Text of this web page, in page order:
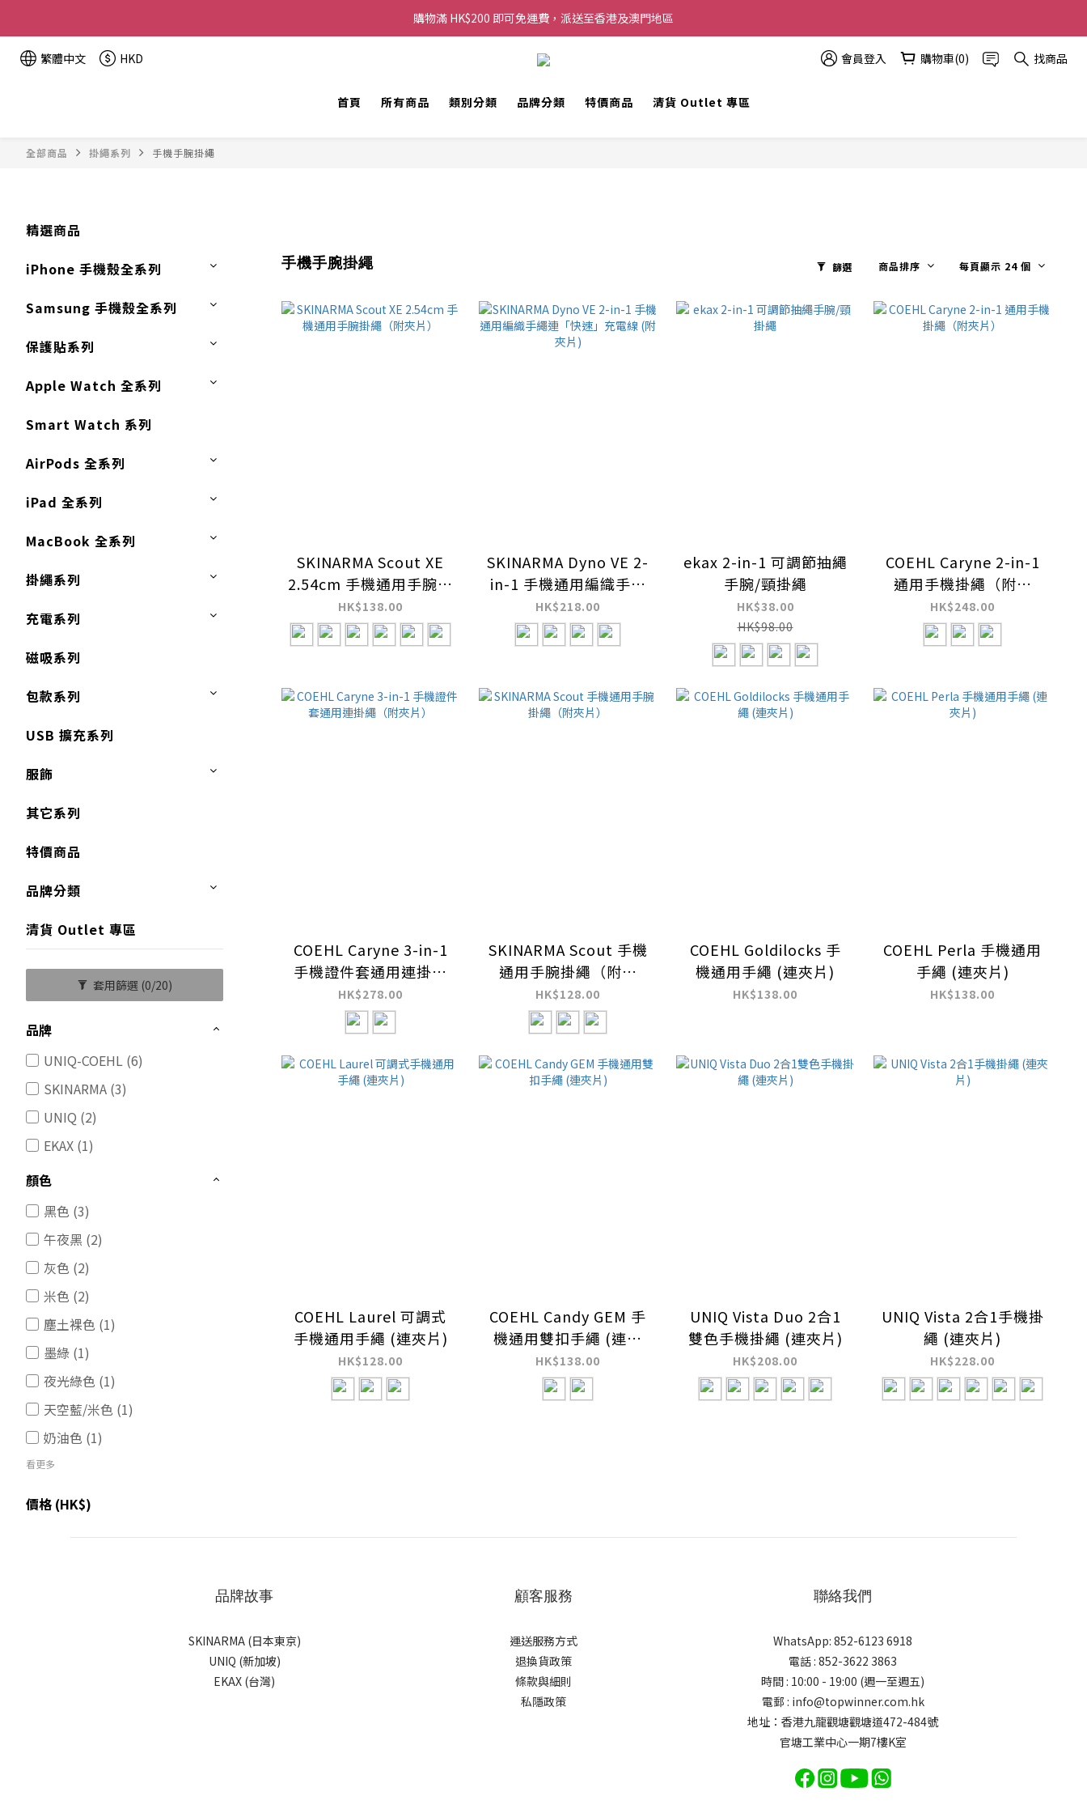
購物滿 HK$200 即可免運費，派送至香港及澳門地區
購物滿 HK$200 即可免運費，派送至香港及澳門地區
全單金額：每滿 HK$250，以轉數快或八達通方式付款，額外再減 HK$10，買得越多優惠越多!
繁體中文 HKD 會員登入 購物車(0) 找商品
首頁 所有商品 類別分類 品牌分類 特價商品 清貨 Outlet 專區
全部商品 掛繩系列 手機手腕掛繩
精選商品
iPhone 手機殼全系列
Samsung 手機殼全系列
保護貼系列
Apple Watch 全系列
Smart Watch 系列
AirPods 全系列
iPad 全系列
MacBook 全系列
掛繩系列
充電系列
磁吸系列
包款系列
USB 擴充系列
服飾
其它系列
特價商品
品牌分類
清貨 Outlet 專區
套用篩選 (0/20)
品牌
UNIQ-COEHL (6)
SKINARMA (3)
UNIQ (2)
EKAX (1)
顏色
黑色 (3)
午夜黑 (2)
灰色 (2)
米色 (2)
塵土裸色 (1)
墨綠 (1)
夜光綠色 (1)
天空藍/米色 (1)
奶油色 (1)
看更多
價格 (HK$)
~
手機手腕掛繩 篩選 商品排序 每頁顯示 24 個
SKINARMA Scout XE
2.54cm 手機通用手腕掛
繩（附夾片）
HK$138.00
SKINARMA Dyno VE 2-
in-1 手機通用編織手繩
連「快速」充電線 (附夾
片)
HK$218.00
ekax 2-in-1 可調節抽繩
手腕/頸掛繩
HK$38.00
HK$98.00
COEHL Caryne 2-in-1
通用手機掛繩（附夾
片）
HK$248.00
COEHL Caryne 3-in-1
手機證件套通用連掛繩
（附夾片）
HK$278.00
SKINARMA Scout 手機
通用手腕掛繩（附夾
片）
HK$128.00
COEHL Goldilocks 手
機通用手繩 (連夾片)
HK$138.00
COEHL Perla 手機通用
手繩 (連夾片)
HK$138.00
COEHL Laurel 可調式
手機通用手繩 (連夾片)
HK$128.00
COEHL Candy GEM 手
機通用雙扣手繩 (連夾
片)
HK$138.00
UNIQ Vista Duo 2合1
雙色手機掛繩 (連夾片)
HK$208.00
UNIQ Vista 2合1手機掛
繩 (連夾片)
HK$228.00
品牌故事
SKINARMA (日本東京)
UNIQ (新加坡)
EKAX (台灣)
顧客服務
運送服務方式
退換貨政策
條款與細則
私隱政策
聯絡我們
WhatsApp: 852-6123 6918
電話 : 852-3622 3863
時間 : 10:00 - 19:00 (週一至週五)
電郵 : info@topwinner.com.hk
地址：香港九龍觀塘觀塘道472-484號
官塘工業中心一期7樓K室